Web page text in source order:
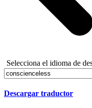
Selecciona el idioma de
Descargar traductor